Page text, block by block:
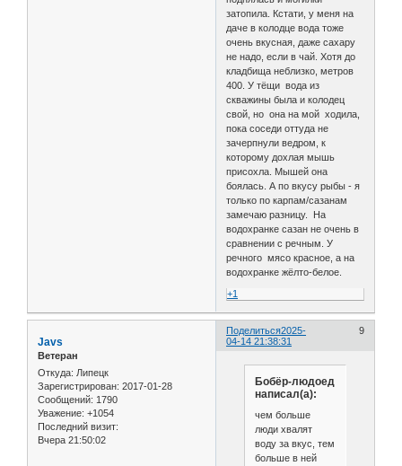
затопила. Кстати, у меня на
даче в колодце вода тоже
очень вкусная, даже сахару
не надо, если в чай. Хотя до
кладбища неблизко, метров
400. У тёщи вода из
скважины была и колодец
свой, но она на мой ходила,
пока соседи оттуда не
зачерпнули ведром, к
которому дохлая мышь
присохла. Мышей она
боялась. А по вкусу рыбы - я
только по карпам/сазанам
замечаю разницу. На
водохранке сазан не очень в
сравнении с речным. У
речного мясо красное, а на
водохранке жёлто-белое.
+1
Поделиться 9
2025-
04-14 21:38:31
Javs
Ветеран
Откуда: Липецк
Зарегистрирован: 2017-01-28
Сообщений: 1790
Уважение: +1054
Последний визит:
Вчера 21:50:02
Бобёр-людоед
написал(а):
чем больше
люди хвалят
воду за вкус, тем
больше в ней